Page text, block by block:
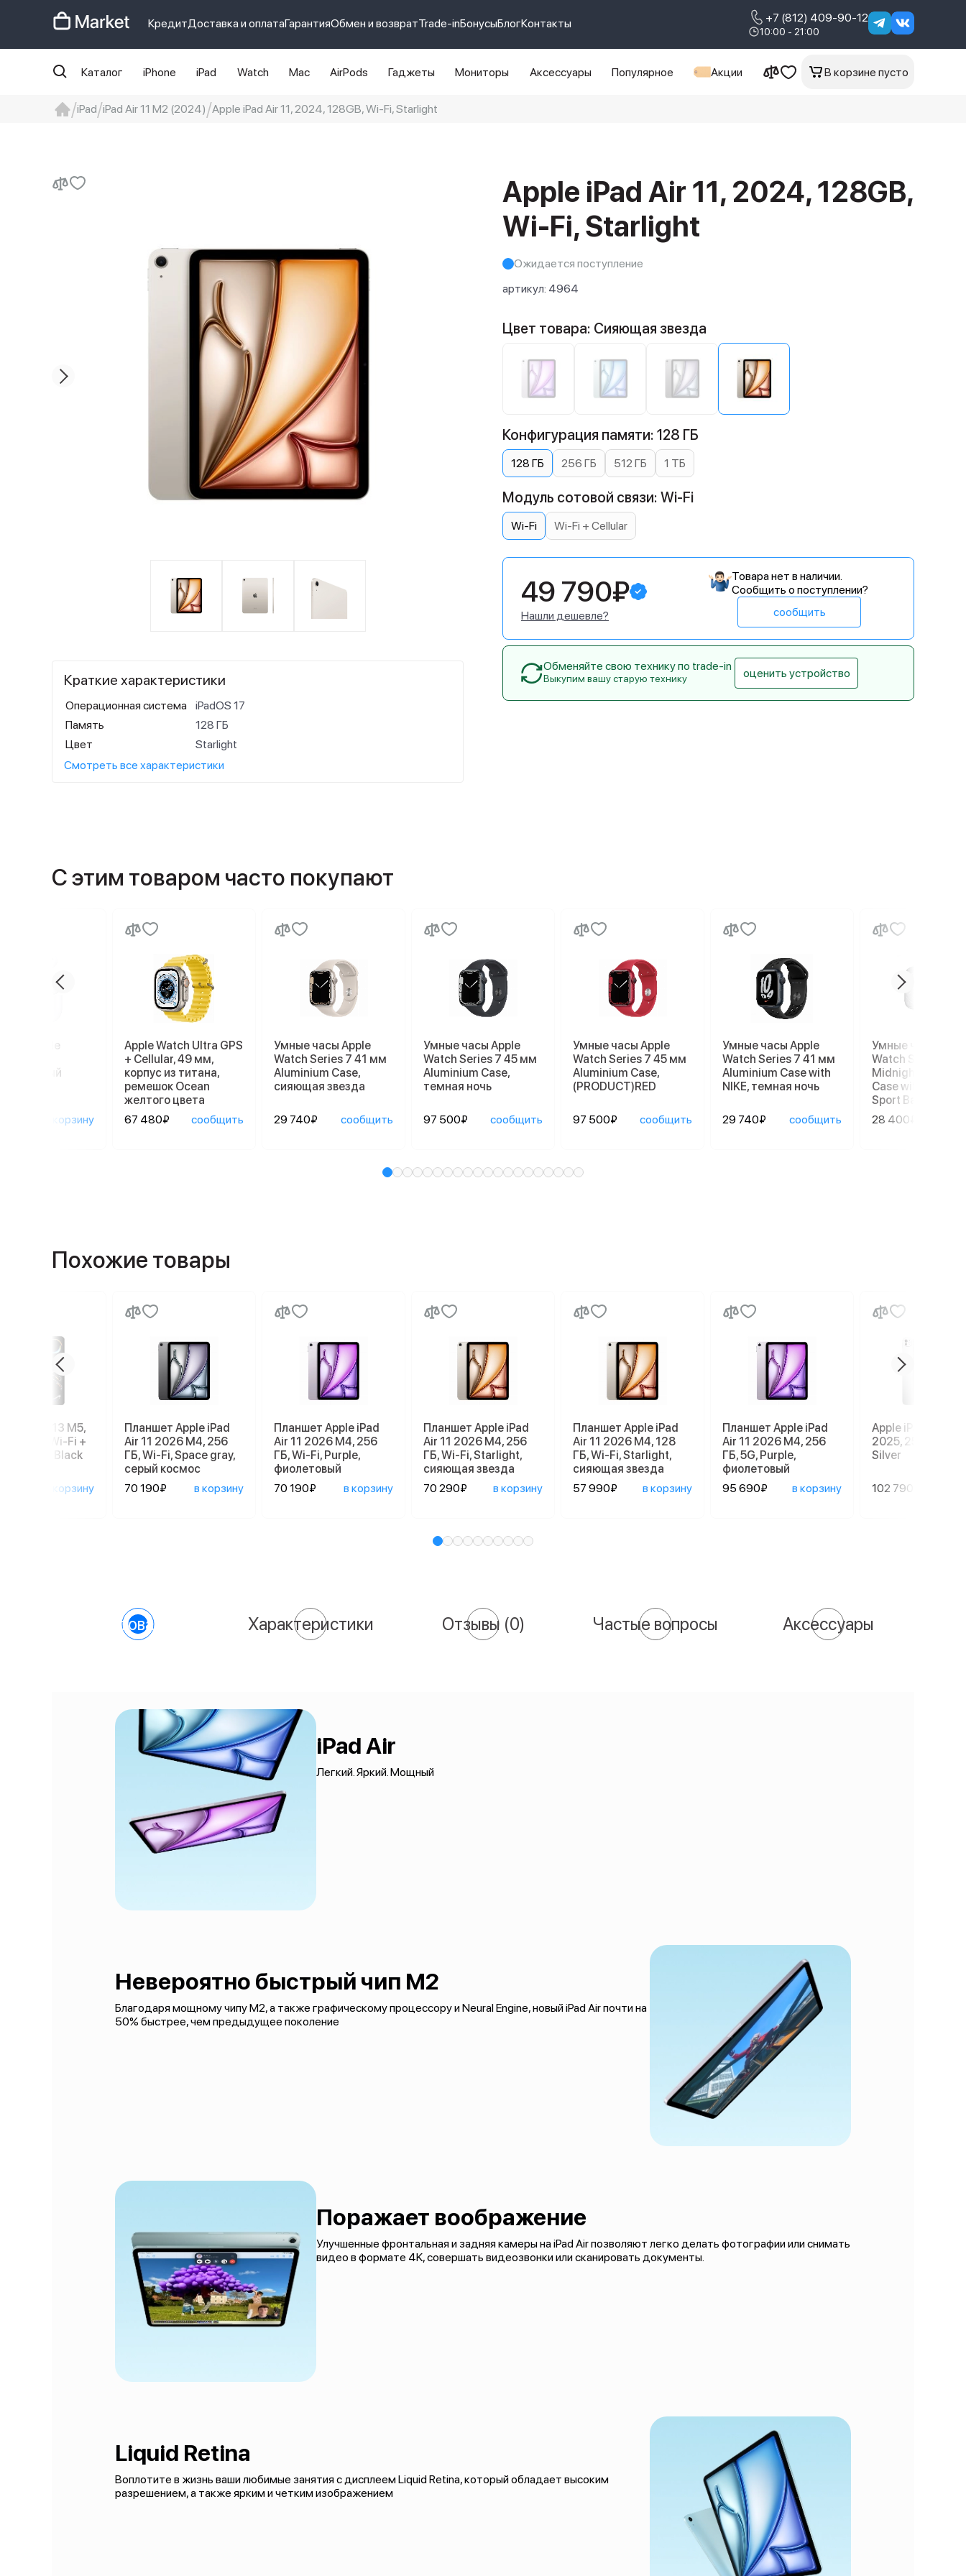
КредитДоставка и оплатаГарантияОбмен и возвратTrade-inБонусыБлогКонтакты +7 (812) 409-90-12
10:00 - 21:00
Каталог iPhone iPad Watch Mac AirPods Гаджеты Мониторы Аксессуары Популярное Акции В корзине пусто
iPad iPad Air 11 M2 (2024) Apple iPad Air 11, 2024, 128GB, Wi-Fi, Starlight
Apple iPad Air 11, 2024, 128GB,
Wi-Fi, Starlight
Ожидается поступление
артикул: 4964
Краткие характеристики
Операционная система
iPadOS 17
Память
128 ГБ
Цвет
Starlight
Смотреть все характеристики
Цвет товара: Сияющая звезда
Конфигурация памяти: 128 ГБ
128 ГБ 256 ГБ 512 ГБ 1 ТБ
Модуль сотовой связи: Wi-Fi
Wi-Fi Wi-Fi + Cellular
49 790₽
Нашли дешевле?
Товара нет в наличии.
Сообщить о поступлении?
сообщить
Обменяйте свою технику по trade-in
Выкупим вашу старую технику оценить устройство
С этим товаром часто покупают
Apple
белый
в корзину
Apple Watch Ultra GPS
+ Cellular, 49 мм,
корпус из титана,
ремешок Ocean
желтого цвета
67 480₽
сообщить
Умные часы Apple
Watch Series 7 41 мм
Aluminium Case,
сияющая звезда
29 740₽ сообщить
Умные часы Apple
Watch Series 7 45 мм
Aluminium Case,
темная ночь
97 500₽ сообщить
Умные часы Apple
Watch Series 7 45 мм
Aluminium Case,
(PRODUCT)RED
97 500₽ сообщить
Умные часы Apple
Watch Series 7 41 мм
Aluminium Case with
NIKE, темная ночь
29 740₽ сообщить
Умные часы
Watch Series 8
Midnight
Case with
Sport Band
28 400₽
Похожие товары
iPad Pro 13 M5,
512 GB, Wi-Fi +
Space Black
в корзину
Планшет Apple iPad
Air 11 2026 M4, 256
ГБ, Wi-Fi, Space gray,
серый космос
70 190₽
в корзину
Планшет Apple iPad
Air 11 2026 M4, 256
ГБ, Wi-Fi, Purple,
фиолетовый
70 190₽
в корзину
Планшет Apple iPad
Air 11 2026 M4, 256
ГБ, Wi-Fi, Starlight,
сияющая звезда
70 290₽
в корзину
Планшет Apple iPad
Air 11 2026 M4, 128
ГБ, Wi-Fi, Starlight,
сияющая звезда
57 990₽
в корзину
Планшет Apple iPad
Air 11 2026 M4, 256
ГБ, 5G, Purple,
фиолетовый
95 690₽
в корзину
Apple iPad Pro 13
2025, 256 GB,
Silver
102 790₽
О товаре Характеристики Отзывы (0) Частые вопросы Аксессуары
iPad Air
Легкий. Яркий. Мощный
Невероятно быстрый чип M2
Благодаря мощному чипу M2, а также графическому процессору и Neural Engine, новый iPad Air почти на
50% быстрее, чем предыдущее поколение
Поражает воображение
Улучшенные фронтальная и задняя камеры на iPad Air позволяют легко делать фотографии или снимать
видео в формате 4K, совершать видеозвонки или сканировать документы.
Liquid Retina
Воплотите в жизнь ваши любимые занятия с дисплеем Liquid Retina, который обладает высоким
разрешением, а также ярким и четким изображением